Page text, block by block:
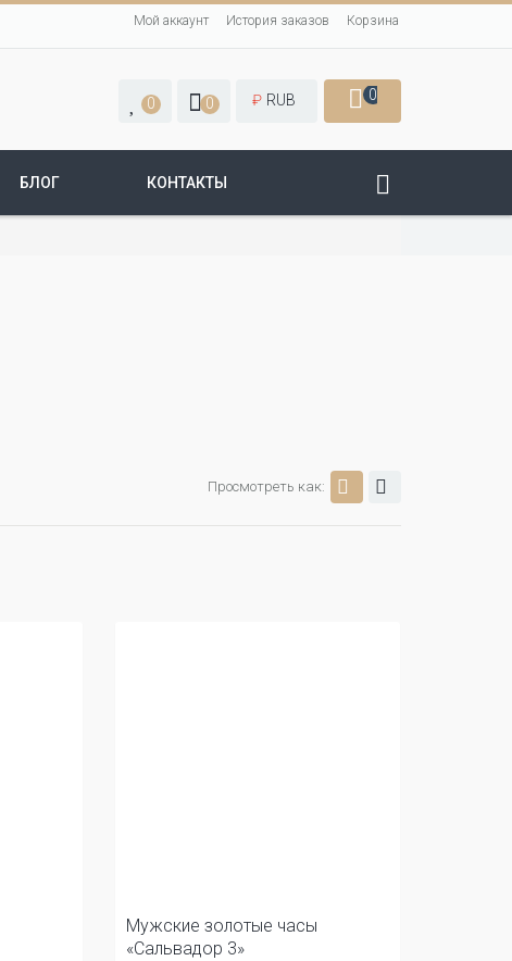
Мой аккаунт История заказов Корзина
0 0 ₽ RUB 0
БЛОГ КОНТАКТЫ
Просмотреть как:
Мужские золотые часы
«Сальвадор 3»